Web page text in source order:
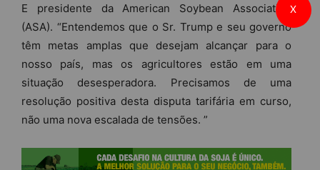
E presidente da American Soybean Association
(ASA). “Entendemos que o Sr. Trump e seu governo
têm metas amplas que desejam alcançar para o
nosso país, mas os agricultores estão em uma
situação desesperadora. Precisamos de uma
resolução positiva desta disputa tarifária em curso,
não uma nova escalada de tensões. ”
X